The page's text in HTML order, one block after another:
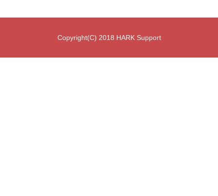
Copyright(C) 2018 HARK Support